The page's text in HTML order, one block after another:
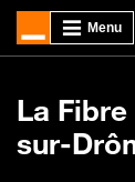
La
sur-